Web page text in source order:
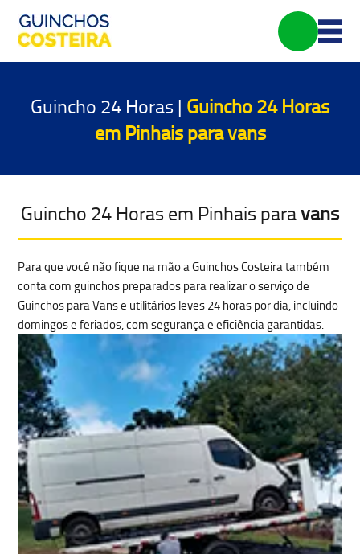
Guincho 24 Horas | Guincho 24 Horas
em Pinhais paravans
Guincho 24 Horas em Pinhais paravans
Para que você não fique na mão a Guinchos Costeira também
conta com guinchos preparados para realizar o serviço de
Guinchos para Vans e utilitários leves 24 horas por dia, incluindo
domingos e feriados, comsegurança e eficiência garantidas.